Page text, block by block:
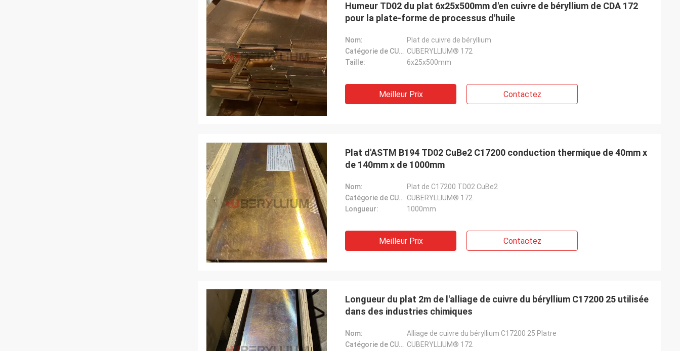
Humeur TD02 du plat 6x25x500mm d'en cuivre de béryllium de CDA 172
pour la plate-forme de processus d'huile
Nom:
Plat de cuivre de béryllium
Catégorie de CUBERYLLIUM®: CUBERYLLIUM® 172
Taille:
6x25x500mm
Meilleur Prix Contactez
Plat d'ASTM B194 TD02 CuBe2 C17200 conduction thermique de 40mm x
de 140mm x de 1000mm
Nom:
Plat de C17200 TD02 CuBe2
Catégorie de CUBERYLLIUM®: CUBERYLLIUM® 172
Longueur:
1000mm
Meilleur Prix Contactez
Longueur du plat 2m de l'alliage de cuivre du béryllium C17200 25 utilisée
dans des industries chimiques
Nom:
Alliage de cuivre du béryllium C17200 25 Platre
Catégorie de CUBERYLLIUM®: CUBERYLLIUM® 172